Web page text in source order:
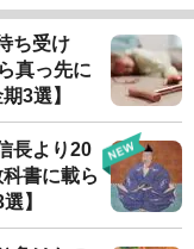
ち受け
真っ先に
3選】
長より20
書に載ら
】